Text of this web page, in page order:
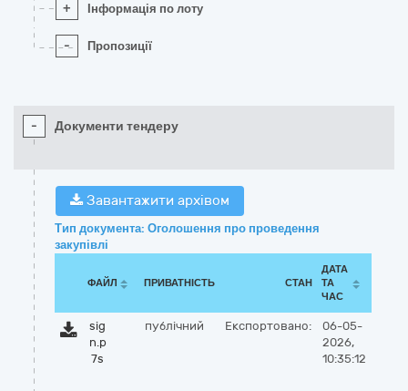
+ Інформація по лоту
- Пропозиції
- Документи тендеру
Завантажити архівом
Тип документа: Оголошення про проведення
закупівлі
ФАЙЛ ПРИВАТНІСТЬ СТАН
ДАТА
ТА
ЧАС
sig
n.p
7s
публічний Експортовано:
06-05-
2026,
10:35:12